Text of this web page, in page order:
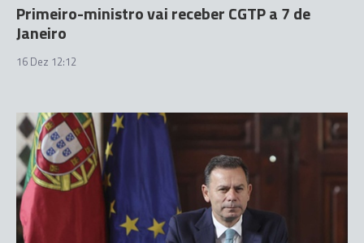
Primeiro-ministro vai receber CGTP a 7 de
Janeiro
16 Dez 12:12